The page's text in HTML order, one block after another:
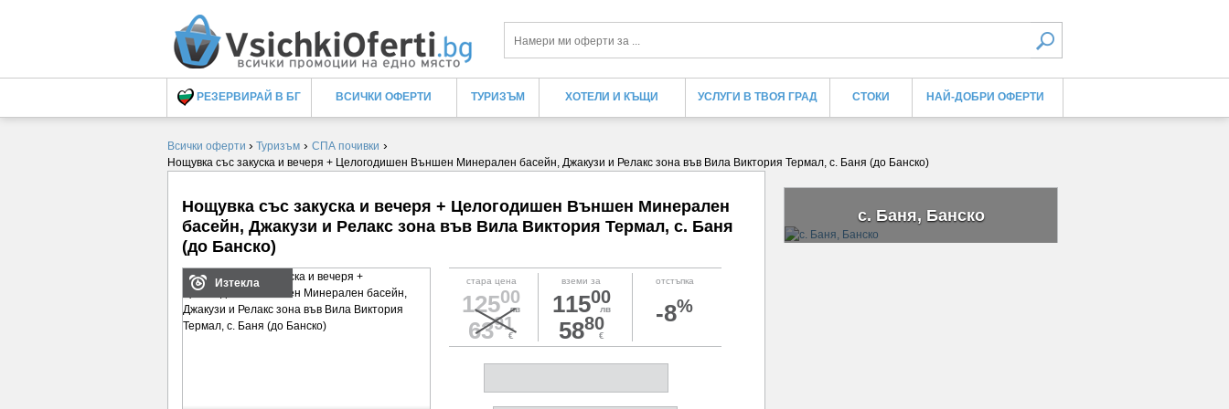
Търси
РЕЗЕРВИРАЙ В БГ ВСИЧКИ ОФЕРТИ ТУРИЗЪМ ХОТЕЛИ И КЪЩИ УСЛУГИ В ТВОЯ ГРАД СТОКИ НАЙ-ДОБРИ ОФЕРТИ
Всички оферти › Туризъм › СПА почивки ›
Нощувка със закуска и вечеря + Целогодишен Външен Минерален басейн, Джакузи и Релакс зона във Вила Виктория Термал, с. Баня (до Банско)
Нощувка със закуска и вечеря + Целогодишен Външен Минерален
басейн, Джакузи и Релакс зона във Вила Виктория Термал, с. Баня
(до Банско)
Изтекла стара цена
12500
лв
6391
€
вземи за
11500
лв
5880
€
отстъпка
-8%
с. Баня, Банско